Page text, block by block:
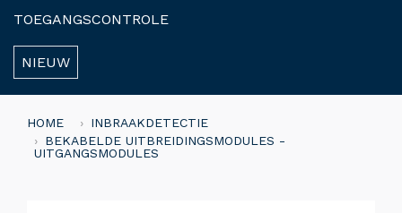
TOEGANGSCONTROLE
NIEUW
HOME
INBRAAKDETECTIE
BEKABELDE UITBREIDINGSMODULES -
UITGANGSMODULES